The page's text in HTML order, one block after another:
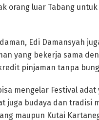
orang luar Tabang
Edi Damansyah
yang bekerja sama
pinjaman tanpa
mengelar Festival
juga budaya dan tradisi
maupun Kutai